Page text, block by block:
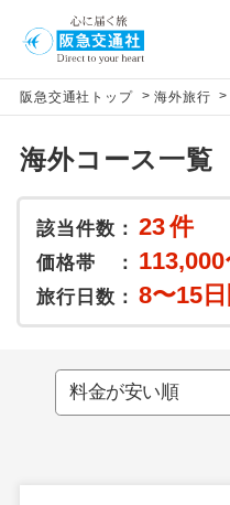
阪急交通社トップ > 海外旅行 >
海外コース一覧
該当件数： 23件
価格帯 ：
旅行日数： 8〜15日